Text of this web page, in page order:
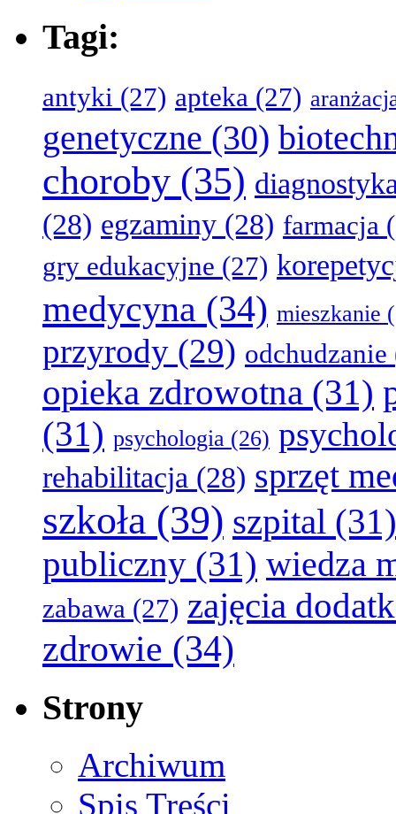
Tagi:
antyki (27) apteka (27)
genetyczne (30)
choroby (35)
(28) egzaminy (28) farmacja
gry edukacyjne (27)
medycyna (34) mieszkanie
przyrody (29) odchudzanie
opieka zdrowotna (31)
(31) psychologia (26)
rehabilitacja (28) sprzęt
szkoła (39) szpital (31)
publiczny (31) wiedza
zabawa (27) zajęcia
zdrowie (34)
Strony
Archiwum
Spis Treści